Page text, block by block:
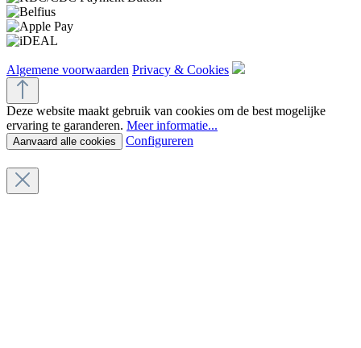
Algemene voorwaarden Privacy & Cookies
Deze website maakt gebruik van cookies om de best mogelijke
ervaring te garanderen. Meer informatie...
Aanvaard alle cookies Configureren